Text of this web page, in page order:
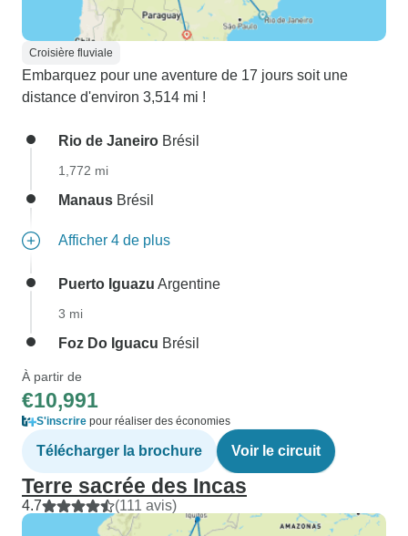
Croisière fluviale
Embarquez pour une aventure de 17 jours soit une
distance d'environ 3,514 mi !
Rio de Janeiro Brésil
1,772 mi
Manaus Brésil
Afficher 4 de plus
Puerto Iguazu Argentine
3 mi
Foz Do Iguacu Brésil
À partir de
€10,991
S'inscrire pour réaliser des économies
Télécharger la brochure Voir le circuit
Terre sacrée des Incas
4.7 (111 avis)